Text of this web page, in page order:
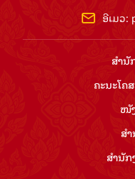
ອີເມວ:
ສຳ​ນັ
ຄະນະໂຄ
ໜັ
ສ
ສຳ​ນັ